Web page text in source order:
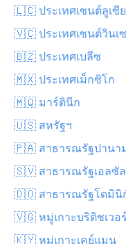
🇱🇨 ประเทศเซนต์ลูเซีย
🇻🇨 ประเทศเซนต์วินเ
🇧🇿 ประเทศเบลีซ
🇲🇽 ประเทศเม็กซิโก
🇲🇶 มาร์ตินีก
🇺🇸 สหรัฐฯ
🇵🇦 สาธารณรัฐปานา
🇸🇻 สาธารณรัฐเอลซัล
🇩🇴 สาธารณรัฐโดมินิ
🇻🇬 หมู่เกาะบริติชเวอ
🇰🇾 หมู่เกาะเคย์แมน